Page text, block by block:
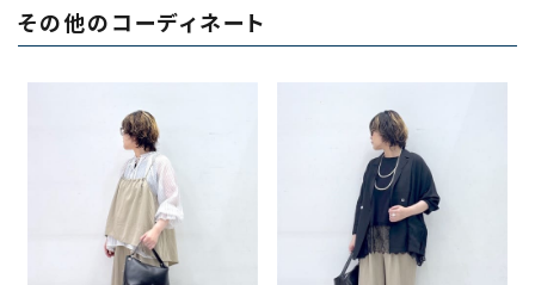
その他のコーディネート